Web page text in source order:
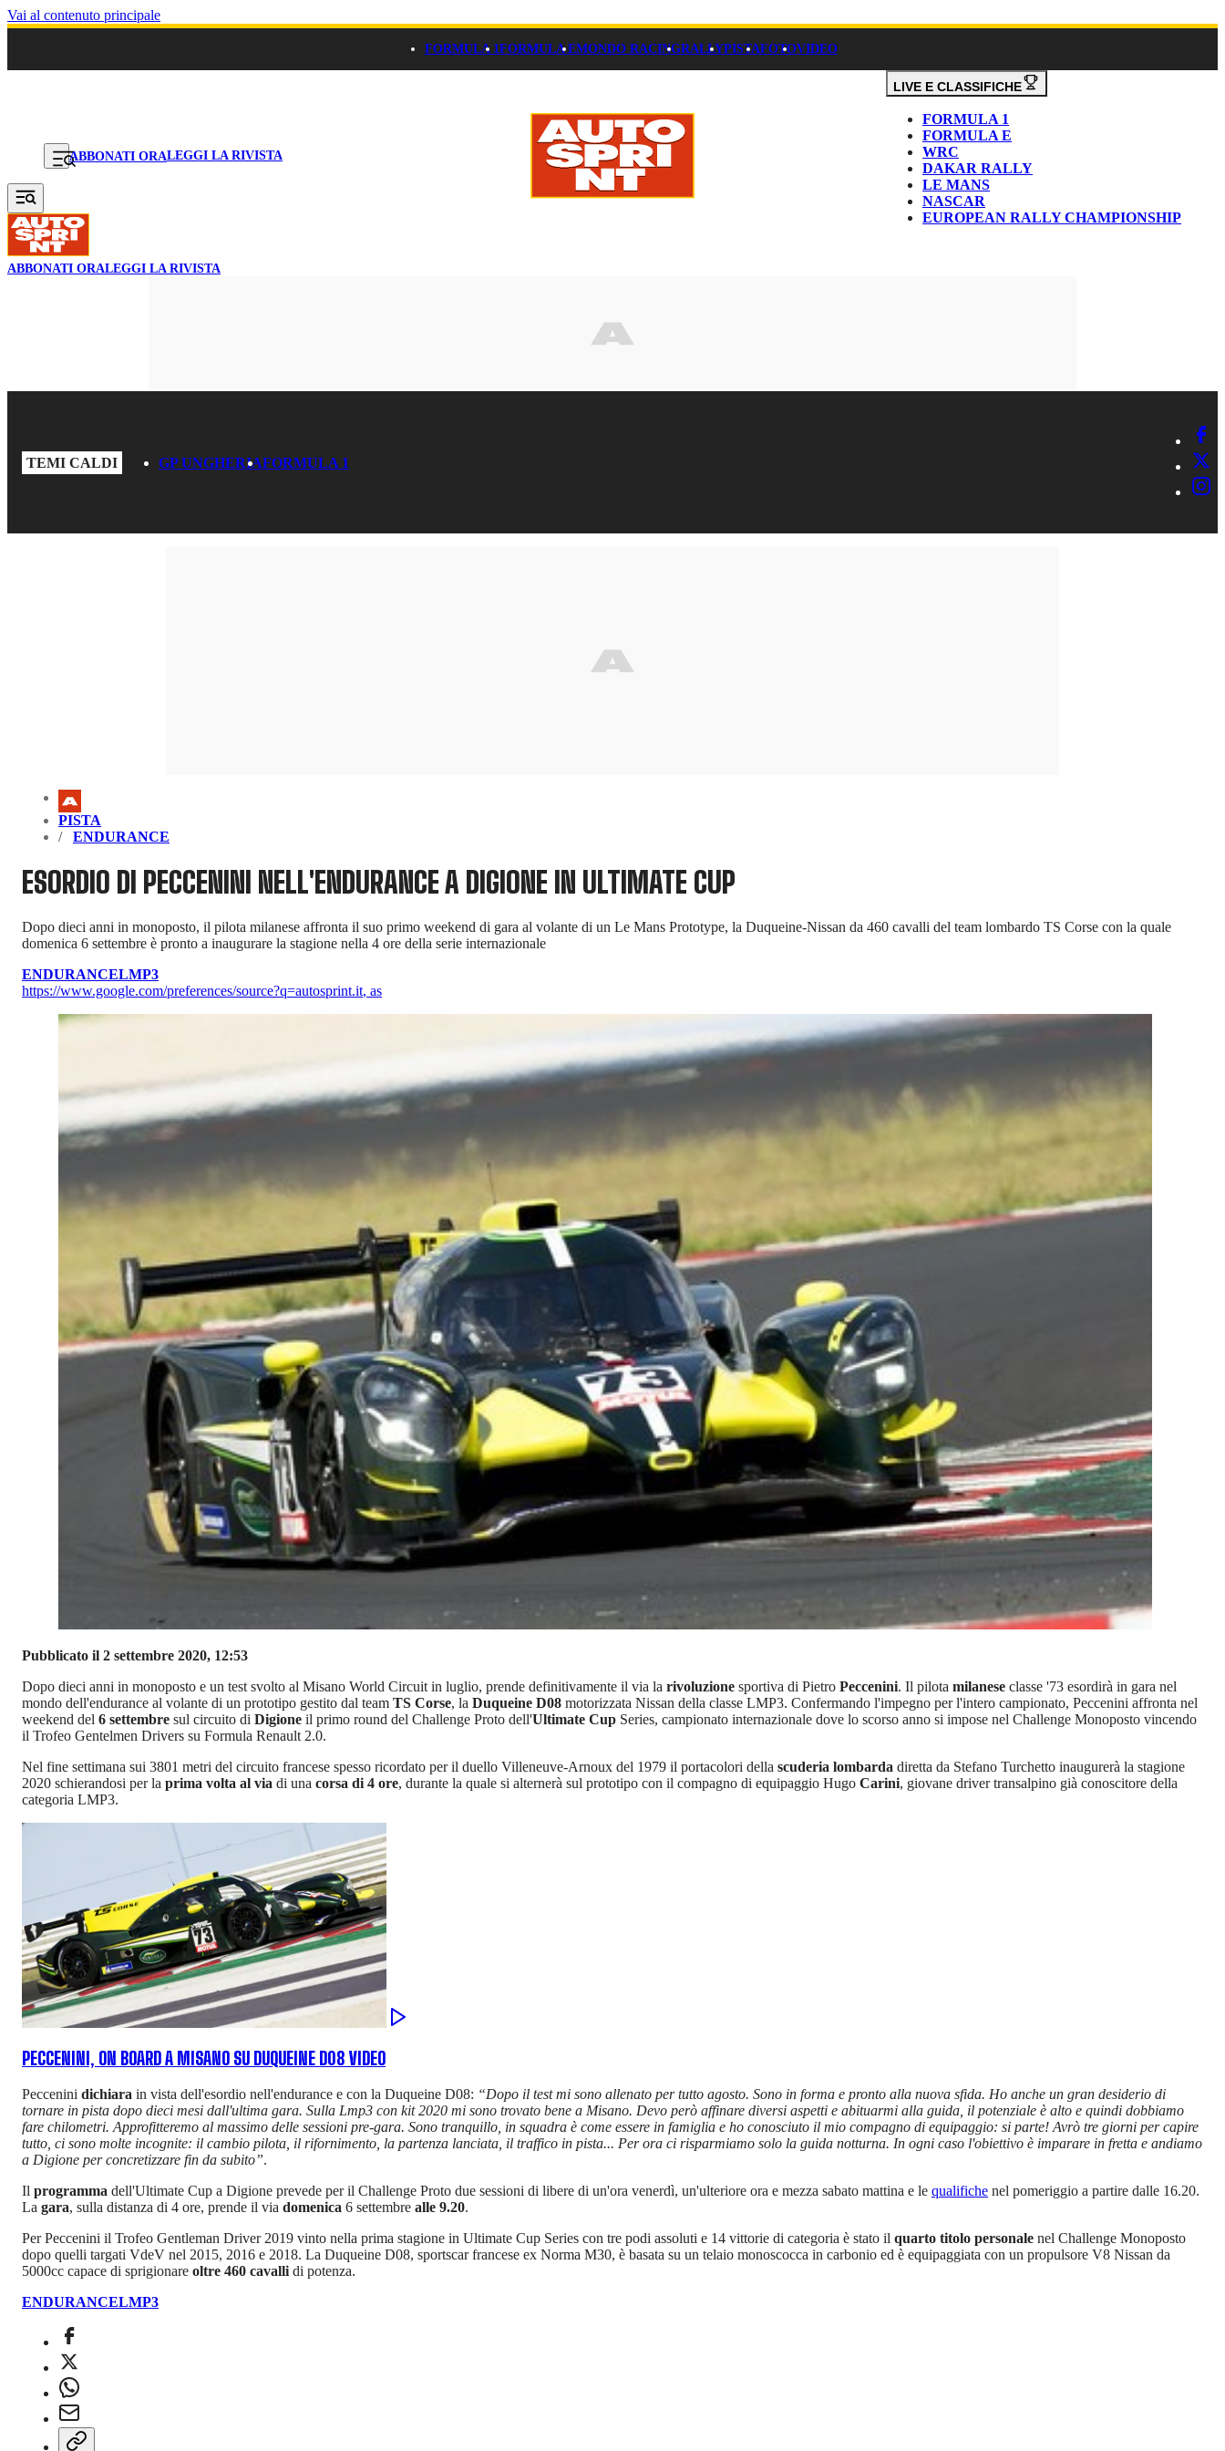
Vai al contenuto principale
FORMULA 1FORMULA EMONDO RACINGRALLYPISTAFOTOVIDEO
ABBONATI ORALEGGI LA RIVISTA
LIVE E CLASSIFICHE
FORMULA 1
FORMULA E
WRC
DAKAR RALLY
LE MANS
NASCAR
EUROPEAN RALLY CHAMPIONSHIP
ABBONATI ORALEGGI LA RIVISTA
TEMI CALDI GP UNGHERIAFORMULA 1
PISTA
ENDURANCE
ESORDIO DI PECCENINI NELL'ENDURANCE A DIGIONE IN ULTIMATE CUP
Dopo dieci anni in monoposto, il pilota milanese affronta il suo primo weekend di gara al volante di un Le Mans Prototype, la Duqueine-Nissan da 460 cavalli del team lombardo TS Corse con la quale
domenica 6 settembre è pronto a inaugurare la stagione nella 4 ore della serie internazionale
ENDURANCELMP3
https://www.google.com/preferences/source?q=autosprint.it, as
Pubblicato il 2 settembre 2020, 12:53
Dopo dieci anni in monoposto e un test svolto al Misano World Circuit in luglio, prende definitivamente il via la rivoluzione sportiva di Pietro Peccenini. Il pilota milanese classe '73 esordirà in gara nel
mondo dell'endurance al volante di un prototipo gestito dal team TS Corse, la Duqueine D08 motorizzata Nissan della classe LMP3. Confermando l'impegno per l'intero campionato, Peccenini affronta nel
weekend del 6 settembre sul circuito di Digione il primo round del Challenge Proto dell'Ultimate Cup Series, campionato internazionale dove lo scorso anno si impose nel Challenge Monoposto vincendo
il Trofeo Gentelmen Drivers su Formula Renault 2.0.
Nel fine settimana sui 3801 metri del circuito francese spesso ricordato per il duello Villeneuve-Arnoux del 1979 il portacolori della scuderia lombarda diretta da Stefano Turchetto inaugurerà la stagione
2020 schierandosi per la prima volta al via di una corsa di 4 ore, durante la quale si alternerà sul prototipo con il compagno di equipaggio Hugo Carini, giovane driver transalpino già conoscitore della
categoria LMP3.
PECCENINI, ON BOARD A MISANO SU DUQUEINE D08 VIDEO
Peccenini dichiara in vista dell'esordio nell'endurance e con la Duqueine D08: “Dopo il test mi sono allenato per tutto agosto. Sono in forma e pronto alla nuova sfida. Ho anche un gran desiderio di
tornare in pista dopo dieci mesi dall'ultima gara. Sulla Lmp3 con kit 2020 mi sono trovato bene a Misano. Devo però affinare diversi aspetti e abituarmi alla guida, il potenziale è alto e quindi dobbiamo
fare chilometri. Approfitteremo al massimo delle sessioni pre-gara. Sono tranquillo, in squadra è come essere in famiglia e ho conosciuto il mio compagno di equipaggio: si parte! Avrò tre giorni per capire
tutto, ci sono molte incognite: il cambio pilota, il rifornimento, la partenza lanciata, il traffico in pista... Per ora ci risparmiamo solo la guida notturna. In ogni caso l'obiettivo è imparare in fretta e andiamo
a Digione per concretizzare fin da subito”.
Il programma dell'Ultimate Cup a Digione prevede per il Challenge Proto due sessioni di libere di un'ora venerdì, un'ulteriore ora e mezza sabato mattina e le qualifiche nel pomeriggio a partire dalle 16.20.
La gara, sulla distanza di 4 ore, prende il via domenica 6 settembre alle 9.20.
Per Peccenini il Trofeo Gentleman Driver 2019 vinto nella prima stagione in Ultimate Cup Series con tre podi assoluti e 14 vittorie di categoria è stato il quarto titolo personale nel Challenge Monoposto
dopo quelli targati VdeV nel 2015, 2016 e 2018. La Duqueine D08, sportscar francese ex Norma M30, è basata su un telaio monoscocca in carbonio ed è equipaggiata con un propulsore V8 Nissan da
5000cc capace di sprigionare oltre 460 cavalli di potenza.
ENDURANCELMP3